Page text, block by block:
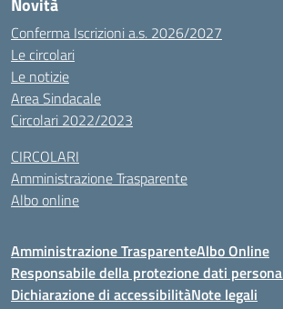
Novità
Conferma Iscrizioni a.s. 2026/2027
Le circolari
Le notizie
Area Sindacale
Circolari 2022/2023
CIRCOLARI
Amministrazione Trasparente
Albo online
Amministrazione TrasparenteAlbo Online
Responsabile della protezione dati
Dichiarazione di accessibilitàNote legali